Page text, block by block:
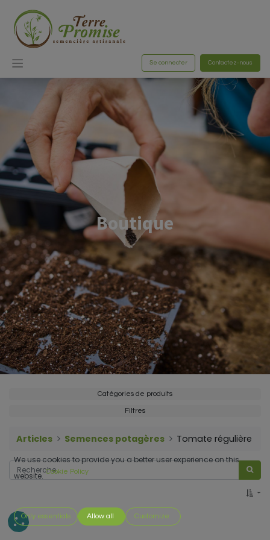
Se connecter Contactez-nous
Boutique
Catégories de produits
Filtres
Articles Semences potagères Tomate régulière
We use cookies to provide you a better user experience on this
website. Cookie Policy
Only essentials Allow all Customize